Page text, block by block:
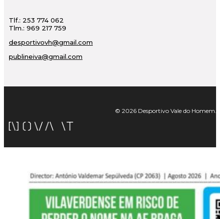
Tlf.: 253 774 062
Tlm.: 969 217 759
desportivovh@gmail.com
publineiva@gmail.com
© 2026 Desportivo Vale do Homem.